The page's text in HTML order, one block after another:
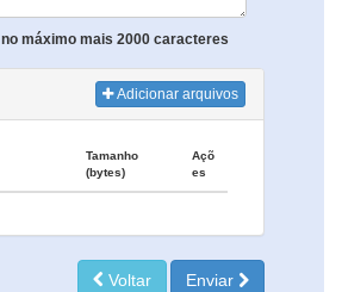
no máximo mais 2000 caracteres
Adicionar arquivos
Tamanho
(bytes)
Açõ
es
Voltar Enviar